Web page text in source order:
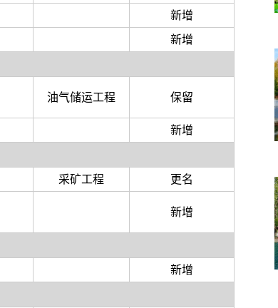
新增
新增
油气储运工程 保留
新增
采矿工程 更名
新增
新增